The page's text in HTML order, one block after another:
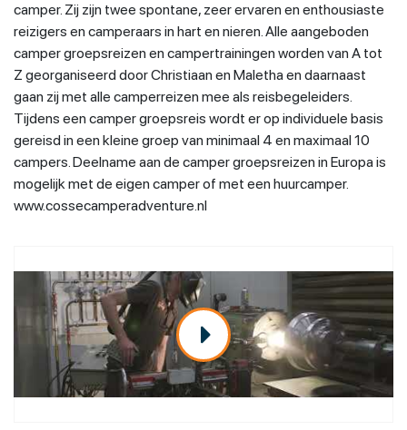
camper. Zij zijn twee spontane, zeer ervaren en enthousiaste
reizigers en camperaars in hart en nieren. Alle aangeboden
camper groepsreizen en campertrainingen worden van A tot
Z georganiseerd door Christiaan en Maletha en daarnaast
gaan zij met alle camperreizen mee als reisbegeleiders.
Tijdens een camper groepsreis wordt er op individuele basis
gereisd in een kleine groep van minimaal 4 en maximaal 10
campers. Deelname aan de camper groepsreizen in Europa is
mogelijk met de eigen camper of met een huurcamper.
www.cossecamperadventure.nl